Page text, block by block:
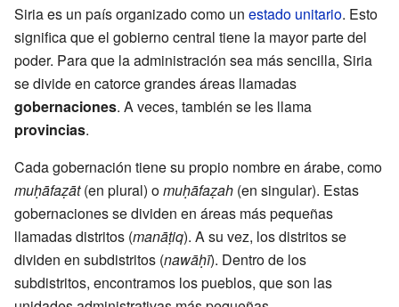
Siria es un país organizado como un estado unitario. Esto
significa que el gobierno central tiene la mayor parte del
poder. Para que la administración sea más sencilla, Siria
se divide en catorce grandes áreas llamadas
gobernaciones. A veces, también se les llama
provincias.
Cada gobernación tiene su propio nombre en árabe, como
muḥāfaẓāt(en plural) omuḥāfaẓah (en singular). Estas
gobernaciones se dividen en áreas más pequeñas
llamadas distritos (manāṭiq). A su vez, los distritos se
dividen en subdistritos (nawāḥī). Dentro de los
subdistritos, encontramos los pueblos, que son las